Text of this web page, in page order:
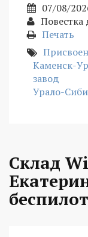
07/08/
Повестка
Печать
Каменск-
завод
Урало-
Склад